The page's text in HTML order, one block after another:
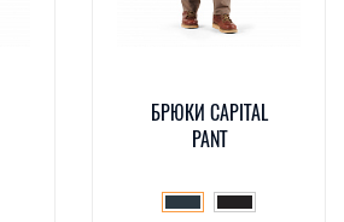
БРЮКИ CAPITAL
PANT